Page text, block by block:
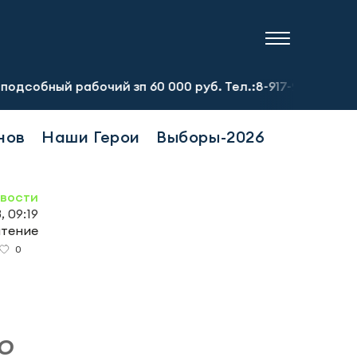
рабочий зп 60 000 руб. Тел.:8-917-913-20-71
Наши Герои Выборы-2026
09:19
0